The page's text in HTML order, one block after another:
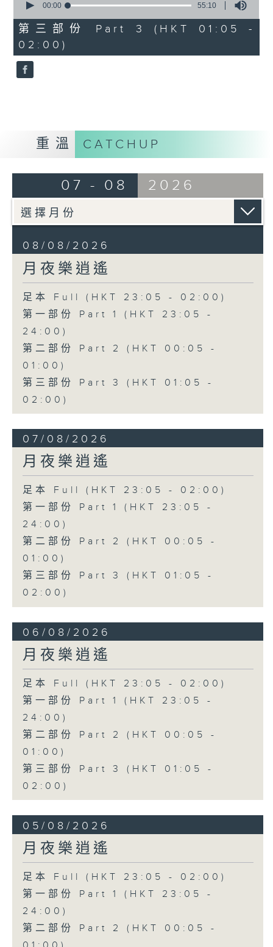
seconds
55
minutes,
10
seconds
00:00 55:10
第三部份 Part 3 (HKT 01:05 -
02:00)
重溫 CATCHUP
07 - 08 2026
08/08/2026
月夜樂逍遙
足本 Full (HKT 23:05 - 02:00)
第一部份 Part 1 (HKT 23:05 -
24:00)
第二部份 Part 2 (HKT 00:05 -
01:00)
第三部份 Part 3 (HKT 01:05 -
02:00)
07/08/2026
月夜樂逍遙
足本 Full (HKT 23:05 - 02:00)
第一部份 Part 1 (HKT 23:05 -
24:00)
第二部份 Part 2 (HKT 00:05 -
01:00)
第三部份 Part 3 (HKT 01:05 -
02:00)
06/08/2026
月夜樂逍遙
足本 Full (HKT 23:05 - 02:00)
第一部份 Part 1 (HKT 23:05 -
24:00)
第二部份 Part 2 (HKT 00:05 -
01:00)
第三部份 Part 3 (HKT 01:05 -
02:00)
05/08/2026
月夜樂逍遙
足本 Full (HKT 23:05 - 02:00)
第一部份 Part 1 (HKT 23:05 -
24:00)
第二部份 Part 2 (HKT 00:05 -